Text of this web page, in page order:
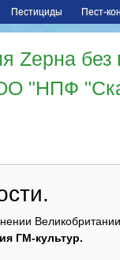
Пестициды Пест-
Zерна
"НПФ
ГМ-культур.